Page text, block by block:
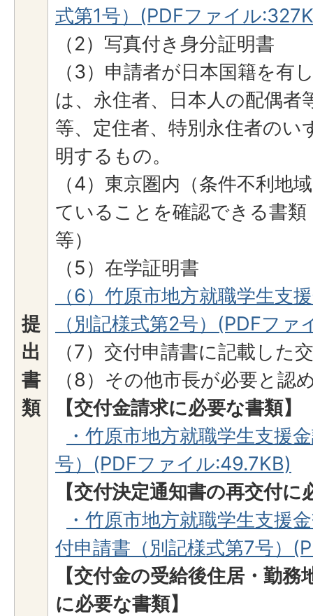
提
出
書
類
式第1号）(PDFファイル
（2）写真付き身分証明書
（3）申請者が日本国籍を有
は、永住者、日本人の配偶者
等、定住者、特別永住者のい
明するもの。
（4）東京圏内（条件不利地
ていることを確認できる書類
等）
（5）在学証明書
（6）竹原市地方就職学生支
（別記様式第2号）(PDFファ
（7）交付申請書に記載した
（8）その他市長が必要と認
【交付金請求に必要な書類】
・竹原市地方就職学生支援
号）(PDFファイル:49.7KB)
【交付決定通知書の再交付に
・竹原市地方就職学生支援
付申請書（別記様式第7号）
【交付金の受給後住居・勤
に必要な書類】